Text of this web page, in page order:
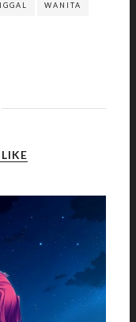
WANITA